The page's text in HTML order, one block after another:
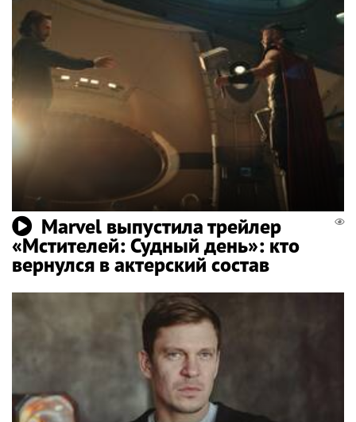
Marvel выпустила трейлер
«Мстителей: Судный день»: кто
вернулся в актерский состав